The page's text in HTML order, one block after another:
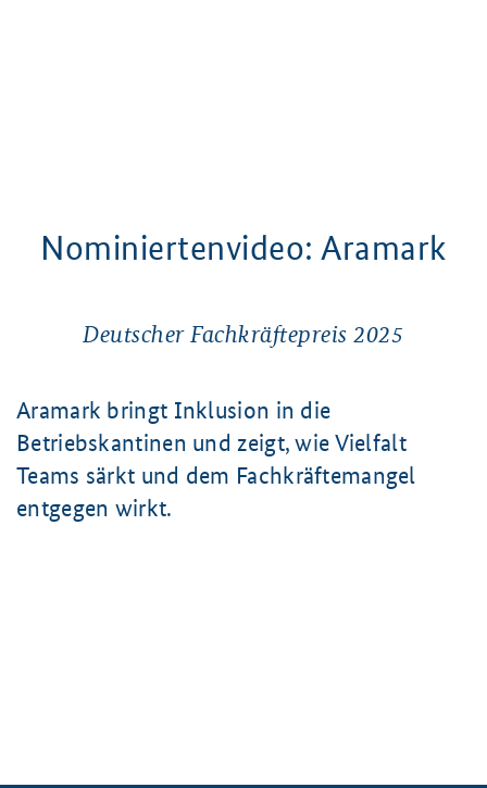
Nominiertenvideo: Aramark
DeutscherFachkräftepreis 2025
Aramark bringt Inklusion in die
Betriebskantinen und zeigt, wie Vielfalt
Teams särkt und dem Fachkräftemangel
entgegen wirkt.